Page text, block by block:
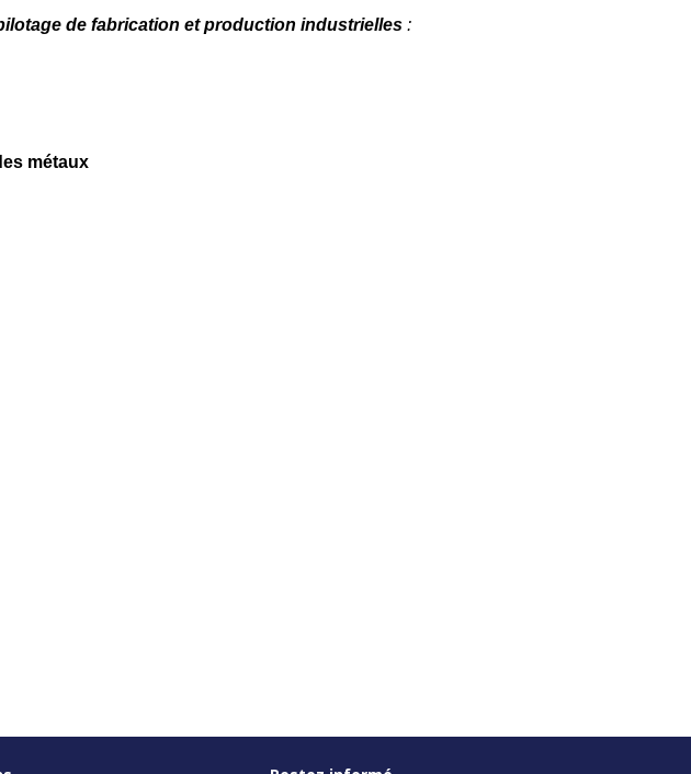
de fabrication et production industrielles:
métaux